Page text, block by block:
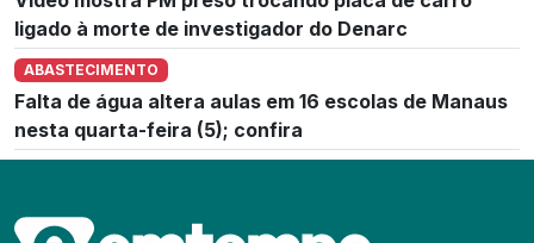
ligado à morte de investigador do Denarc
ABASTECIMENTO
Falta de água altera aulas em 16 escolas de Manaus
nesta quarta-feira (5); confira